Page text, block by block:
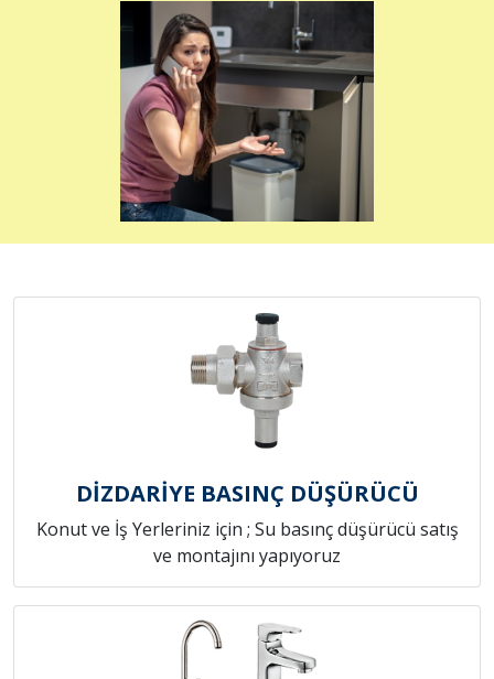
DİZDARİYE BASINÇ DÜŞÜRÜCÜ
Konut ve İş Yerleriniz için ; Su basınç düşürücü satış
ve montajını yapıyoruz